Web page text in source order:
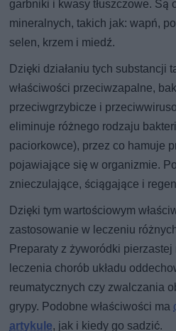
garbniki i kwasy tłuszczowe. Są
mineralnych, takich jak: wapń,
selen, krzem i miedź.
Dzięki działaniu tych substancji
właściwości przeciwzapalne,
przeciwgrzybicze i
eliminuje różnego rodzaju
paciorkowce), przez co hamuje
pojawiające się w organizmie.
znieczulające, ściągające i
Dzięki tym wartościowym
zastosowanie w leczeniu
Preparaty z żyworódki
leczenia chorób układu
reumatycznych czy zwalczania
grypy. Podobne właściwości ma
artykule, jak i kiedy go sadzić.